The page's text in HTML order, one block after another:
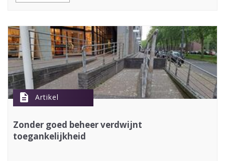
description Artikel
Zonder goed beheer verdwijnt
toegankelijkheid